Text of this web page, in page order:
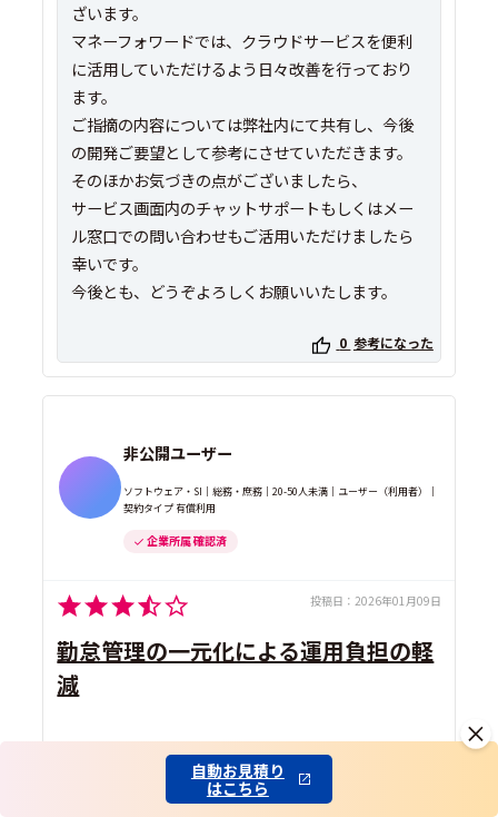
ざいます。
マネーフォワードでは、クラウドサービスを便利
に活用していただけるよう日々改善を行っており
ます。
ご指摘の内容については弊社内にて共有し、今後
の開発ご要望として参考にさせていただきます。
そのほかお気づきの点がございましたら、
サービス画面内のチャットサポートもしくはメー
ル窓口での問い合わせもご活用いただけましたら
幸いです。
今後とも、どうぞよろしくお願いいたします。
0 参考になった
非公開ユーザー
ソフトウェア・SI｜総務・庶務｜20-50人未満｜ユーザー（利用者）｜
契約タイプ 有償利用
企業所属 確認済
投稿日： 2026年01月09日
勤怠管理の一元化による運用負担の軽
減
自動お見積り
はこちら